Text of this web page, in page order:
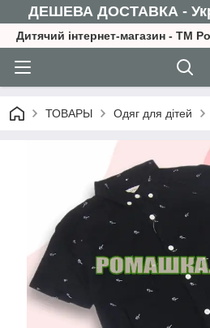
ДЕШЕВА ДОСТАВКА -
Дитячий інтернет-магазин - ТМ
ТОВАРЫ Одяг для дітей